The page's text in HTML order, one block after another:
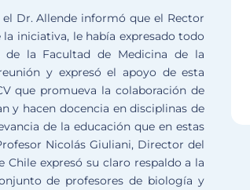
Dr. Allende informó que el Rector
iniciativa, le había expresado todo
la Facultad de Medicina de la
y expresó el apoyo de esta
que promueva la colaboración de
y hacen docencia en disciplinas de
de la educación que en estas
Nicolás Giuliani, Director del
expresó su claro respaldo a la
de profesores de biología y